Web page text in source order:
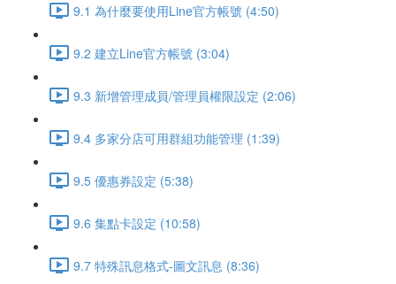
9.1 為什麼要使用Line官方帳號 (4:50)
9.2 建立Line官方帳號 (3:04)
9.3 新增管理成員/管理員權限設定 (2:06)
9.4 多家分店可用群組功能管理 (1:39)
9.5 優惠券設定 (5:38)
9.6 集點卡設定 (10:58)
9.7 特殊訊息格式-圖文訊息 (8:36)